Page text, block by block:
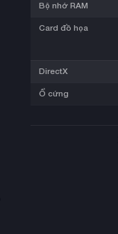
Bộ nhớ RAM
Card đồ họa
DirectX
Ổ cứng